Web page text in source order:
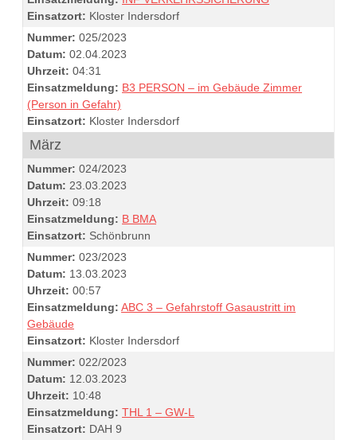
Einsatzort: Kloster Indersdorf
Nummer: 025/2023
Datum: 02.04.2023
Uhrzeit: 04:31
Einsatzmeldung: B3 PERSON – im Gebäude Zimmer
(Person in Gefahr)
Einsatzort: Kloster Indersdorf
März
Nummer: 024/2023
Datum: 23.03.2023
Uhrzeit: 09:18
Einsatzmeldung: B BMA
Einsatzort: Schönbrunn
Nummer: 023/2023
Datum: 13.03.2023
Uhrzeit: 00:57
Einsatzmeldung: ABC 3 – Gefahrstoff Gasaustritt im
Gebäude
Einsatzort: Kloster Indersdorf
Nummer: 022/2023
Datum: 12.03.2023
Uhrzeit: 10:48
Einsatzmeldung: THL 1 – GW-L
Einsatzort: DAH 9